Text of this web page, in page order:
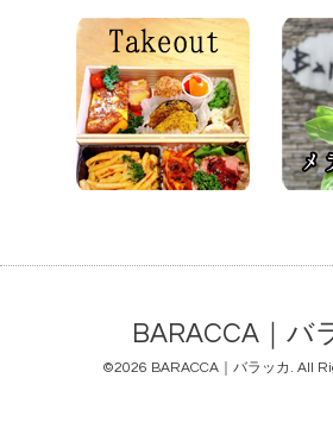
BARACCA｜バ
©2026 BARACCA｜バラッカ . All